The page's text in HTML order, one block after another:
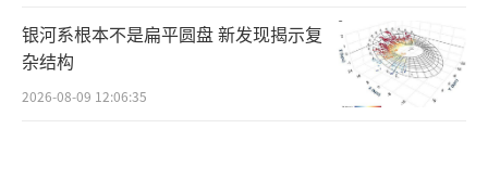
银河系根本不是扁平圆盘 新发现揭示复
杂结构
2026-08-09 12:06:35